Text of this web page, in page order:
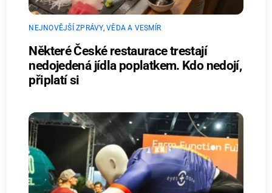
NEJNOVĚJŠÍ ZPRÁVY,VĚDA A VESMÍR
Některé České restaurace trestají
nedojedená jídla poplatkem. Kdo nedojí,
připlatí si